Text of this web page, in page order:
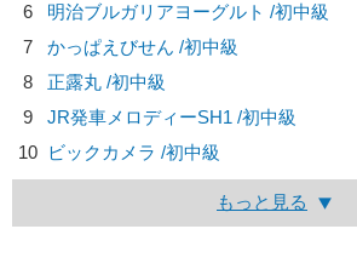
6
明治ブルガリアヨーグルト /初中級
7
かっぱえびせん /初中級
8
正露丸 /初中級
9
JR発車メロディーSH1 /初中級
10 ビックカメラ /初中級
もっと見る